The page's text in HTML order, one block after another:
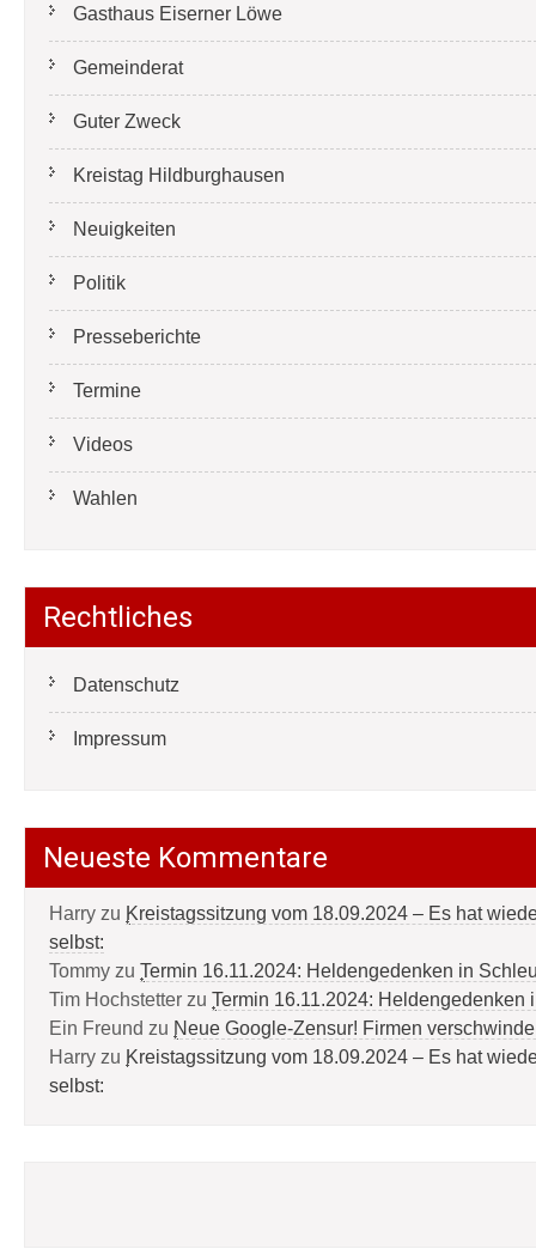
Gasthaus Eiserner Löwe
Gemeinderat
Guter Zweck
Kreistag Hildburghausen
Neuigkeiten
Politik
Presseberichte
Termine
Videos
Wahlen
Rechtliches
Datenschutz
Impressum
Neueste Kommentare
Harry zu Kreistagssitzung vom 18.09.2024 – Es hat
selbst:
Tommy zu Termin 16.11.2024: Heldengedenken in
Tim Hochstetter zu Termin 16.11.2024: Heldengedenken
Ein Freund zu Neue Google-Zensur! Firmen
Harry zu Kreistagssitzung vom 18.09.2024 – Es hat
selbst: